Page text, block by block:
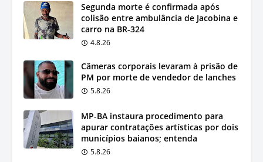
Segunda morte é confirmada após
colisão entre ambulância de Jacobina e
carro na BR-324
4.8.26
Câmeras corporais levaram à prisão de
PM por morte de vendedor de lanches
5.8.26
MP-BA instaura procedimento para
apurar contratações artísticas por dois
municípios baianos; entenda
5.8.26